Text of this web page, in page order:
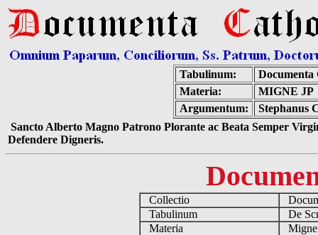
Tabulinum:
Documenta
Materia:
MIGNE JP
Argumentum:
Stephanus
Sancto Alberto Magno Patrono Plorante ac Beata Semper
Defendere Digneris.
Collectio
Tabulinum
De
Materia